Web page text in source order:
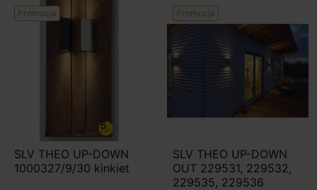
Promocja
SLV THEO UP-DOWN
1000327/9/30 kinkiet
Promocja
SLV THEO UP-DOWN
OUT 229531, 229532,
229535, 229536